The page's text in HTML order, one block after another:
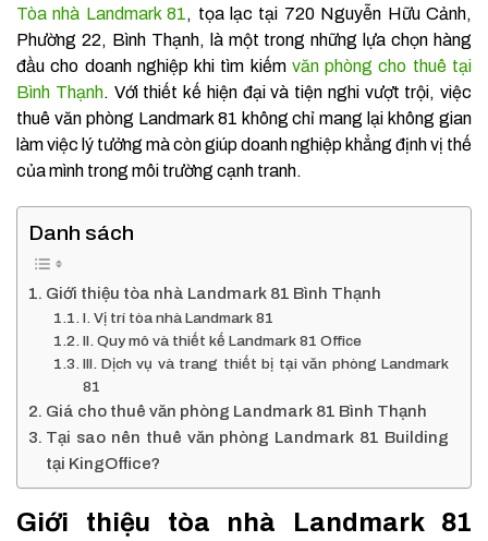
Tòa nhà Landmark 81, tọa lạc tại 720 Nguyễn Hữu Cảnh,
Phường 22, Bình Thạnh, là một trong những lựa chọn hàng
đầu cho doanh nghiệp khi tìm kiếm văn phòng cho thuê tại
Bình Thạnh. Với thiết kế hiện đại và tiện nghi vượt trội, việc
thuê văn phòng Landmark 81 không chỉ mang lại không gian
làm việc lý tưởng mà còn giúp doanh nghiệp khẳng định vị thế
của mình trong môi trường cạnh tranh.
Danh sách
Giới thiệu tòa nhà Landmark 81 Bình Thạnh
I. Vị trí tòa nhà Landmark 81
II. Quy mô và thiết kế Landmark 81 Office
III. Dịch vụ và trang thiết bị tại văn phòng Landmark
81
Giá cho thuê văn phòng Landmark 81 Bình Thạnh
Tại sao nên thuê văn phòng Landmark 81 Building
tại KingOffice?
Giới thiệu tòa nhà Landmark 81